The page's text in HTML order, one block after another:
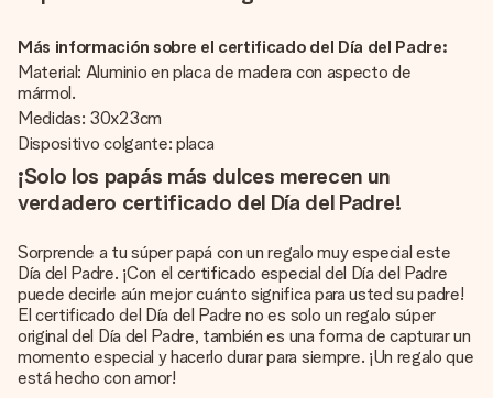
Más información sobre el certificado del Día del Padre:
Material: Aluminio en placa de madera con aspecto de
mármol.
Medidas: 30x23cm
Dispositivo colgante: placa
¡Solo los papás más dulces merecen un
verdadero certificado del Día del Padre!
Sorprende a tu súper papá con un regalo muy especial este
Día del Padre. ¡Con el certificado especial del Día del Padre
puede decirle aún mejor cuánto significa para usted su padre!
El certificado del Día del Padre no es solo un regalo súper
original del Día del Padre, también es una forma de capturar un
momento especial y hacerlo durar para siempre. ¡Un regalo que
está hecho con amor!